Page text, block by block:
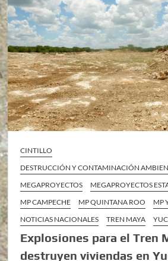
CINTILLO
DESTRUCCIÓN Y CONTAMINACIÓN
MEGAPROYECTOS
MEGAPROYECTOS
MP CAMPECHE
MP QUINTANA ROO
MP
NOTICIAS NACIONALES
TREN MAYA
Explosiones para el Tren
destruyen viviendas en